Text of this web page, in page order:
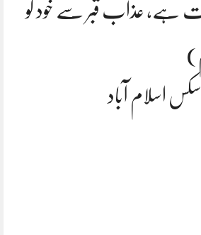
ہے, عذاب قبر سے خود کو
اسلام آباد